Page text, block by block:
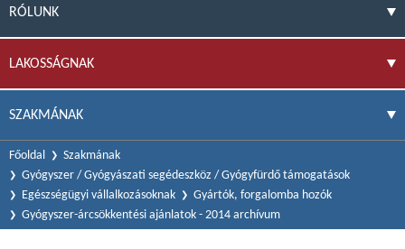
RÓLUNK
LAKOSSÁGNAK
SZAKMÁNAK
Főoldal
Szakmának
Gyógyszer / Gyógyászati segédeszköz / Gyógyfürdő támogatások
Egészségügyi vállalkozásoknak
Gyártók, forgalomba hozók
Gyógyszer-árcsökkentési ajánlatok - 2014 archívum